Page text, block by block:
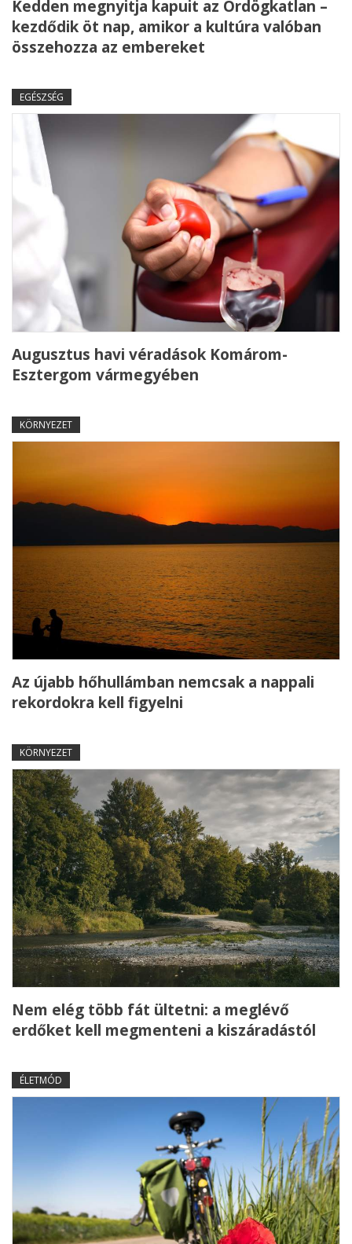
Kedden megnyitja kapuit az Ördögkatlan –
kezdődik öt nap, amikor a kultúra valóban
összehozza az embereket
EGÉSZSÉG
Augusztus havi véradások Komárom-
Esztergom vármegyében
KÖRNYEZET
Az újabb hőhullámban nemcsak a nappali
rekordokra kell figyelni
KÖRNYEZET
Nem elég több fát ültetni: a meglévő
erdőket kell megmenteni a kiszáradástól
ÉLETMÓD